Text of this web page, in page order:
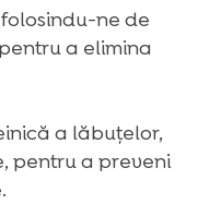
ne de
a elimina
a lăbuțelor,
pentru a preveni